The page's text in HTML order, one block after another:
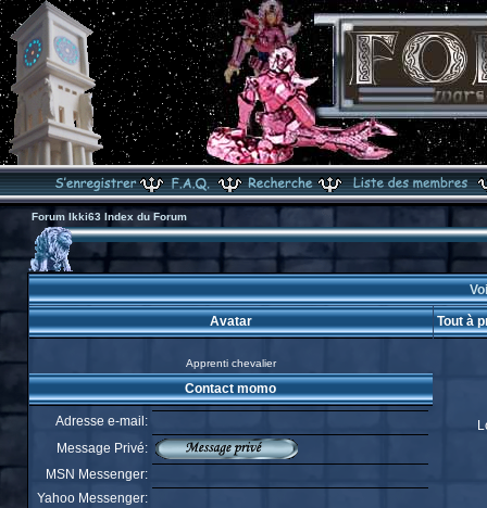
Forum Ikki63 Index du Forum
Avatar Tout à
Apprenti chevalier
Contact momo
Adresse e-mail:
Message Privé:
MSN Messenger:
Yahoo Messenger: